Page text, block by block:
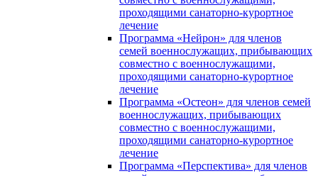
проходящими санаторно-курортное
лечение
Программа «Нейрон» для членов
семей военнослужащих, прибывающих
совместно с военнослужащими,
проходящими санаторно-курортное
лечение
Программа «Остеон» для членов семей
военнослужащих, прибывающих
совместно с военнослужащими,
проходящими санаторно-курортное
лечение
Программа «Перспектива» для членов